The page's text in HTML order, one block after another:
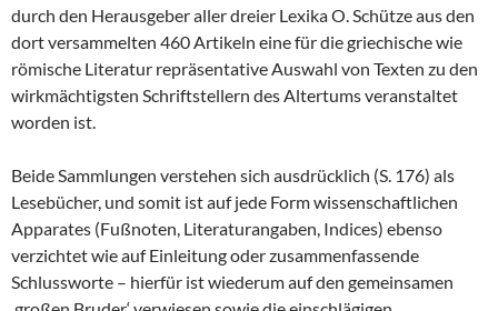
durch den Herausgeber aller dreier Lexika O. Schütze aus den
dort versammelten 460 Artikeln eine für die griechische wie
römische Literatur repräsentative Auswahl von Texten zu den
wirkmächtigsten Schriftstellern des Altertums veranstaltet
worden ist.
Beide Sammlungen verstehen sich ausdrücklich (S. 176) als
Lesebücher, und somit ist auf jede Form wissenschaftlichen
Apparates (Fußnoten, Literaturangaben, Indices) ebenso
verzichtet wie auf Einleitung oder zusammenfassende
Schlussworte – hierfür ist wiederum auf den gemeinsamen